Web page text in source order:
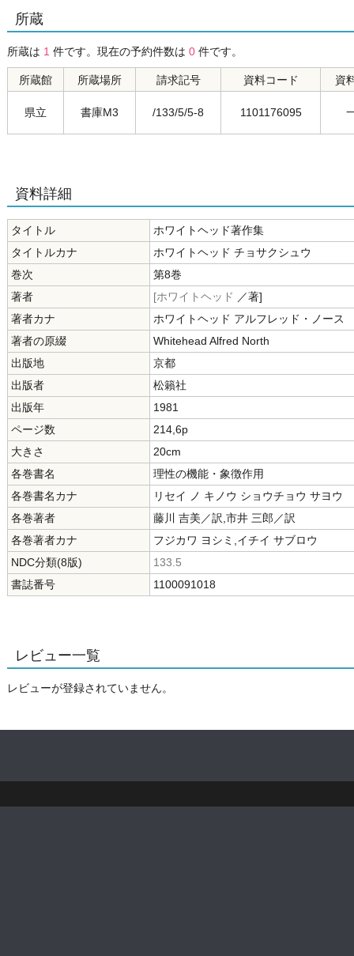
所蔵
所蔵は 1 件です。現在の予約件数は 0 件です。
所蔵館 所蔵場所 請求記号 資料コード 資
県立 書庫M3 /133/5/5-8 1101176095
資料詳細
タイトル
ホワイトヘッド著作集
タイトルカナ
ホワイトヘッド チョサクシュウ
巻次
第8巻
著者
[ホワイトヘッド ／著]
著者カナ
ホワイトヘッド アルフレッド・ノース
著者の原綴
Whitehead Alfred North
出版地
京都
出版者
松籟社
出版年
1981
ページ数
214,6p
大きさ
20cm
各巻書名
理性の機能・象徴作用
各巻書名カナ
リセイ ノ キノウ ショウチョウ サヨウ
各巻著者
藤川 吉美／訳,市井 三郎／訳
各巻著者カナ
フジカワ ヨシミ,イチイ サブロウ
NDC分類(8版)
133.5
書誌番号
1100091018
レビュー一覧
レビューが登録されていません。